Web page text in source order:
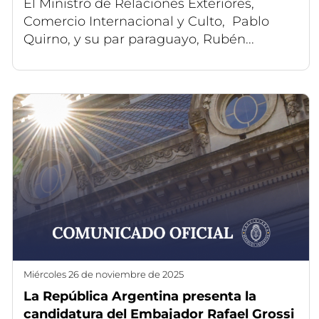
El Ministro de Relaciones Exteriores,
Comercio Internacional y Culto, Pablo
Quirno, y su par paraguayo, Rubén...
miércoles 26 de noviembre de 2025
La República Argentina presenta la
candidatura del Embajador Rafael Grossi